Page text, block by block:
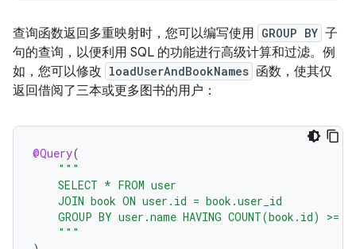
查询函数返回多重映射时，您可以编写使用 GROUP BY 子
句的查询，以便利用 SQL 的功能进行高级计算和过滤。例
如，您可以修改 loadUserAndBookNames 函数，使其仅
返回借阅了三本或更多图书的用户：
@Query(
"""
    SELECT * FROM user
    JOIN book ON user.id = book.user_id
    GROUP BY user.name HAVING COUNT(book.id) >= 3
    """